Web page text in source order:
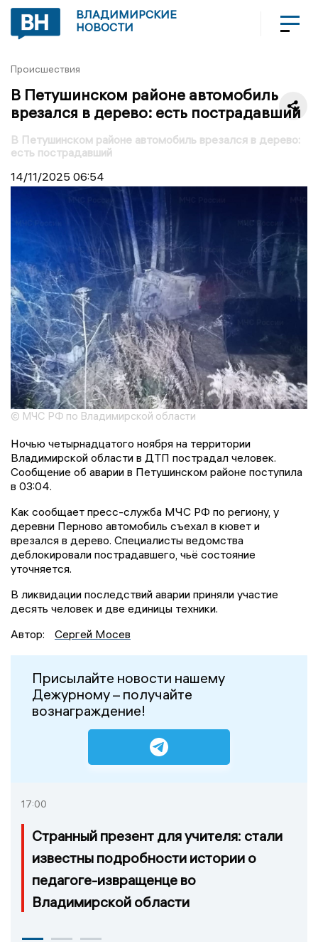
ВЛАДИМИРСКИЕ
НОВОСТИ
Происшествия
В Петушинском районе автомобиль
врезался в дерево: есть пострадавший
В Петушинском районе автомобиль врезался в дерево:
есть пострадавший
14/11/2025 06:54
© МЧС РФ по Владимирской области
Ночью четырнадцатого ноября на территории
Владимирской области в ДТП пострадал человек.
Сообщение об аварии в Петушинском районе поступила
в 03:04.
Как сообщает пресс-служба МЧС РФ по региону, у
деревни Перново автомобиль съехал в кювет и
врезался в дерево. Специалисты ведомства
деблокировали пострадавшего, чьё состояние
уточняется.
В ликвидации последствий аварии приняли участие
десять человек и две единицы техники.
Автор:
Сергей Мосев
Присылайте новости нашему
Дежурному – получайте
вознаграждение!
17:00
Странный презент для учителя: стали
известны подробности истории о
педагоге-извращенце во
Владимирской области